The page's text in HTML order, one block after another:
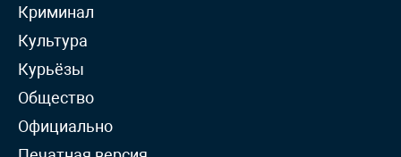
Криминал
Культура
Курьёзы
Общество
Официально